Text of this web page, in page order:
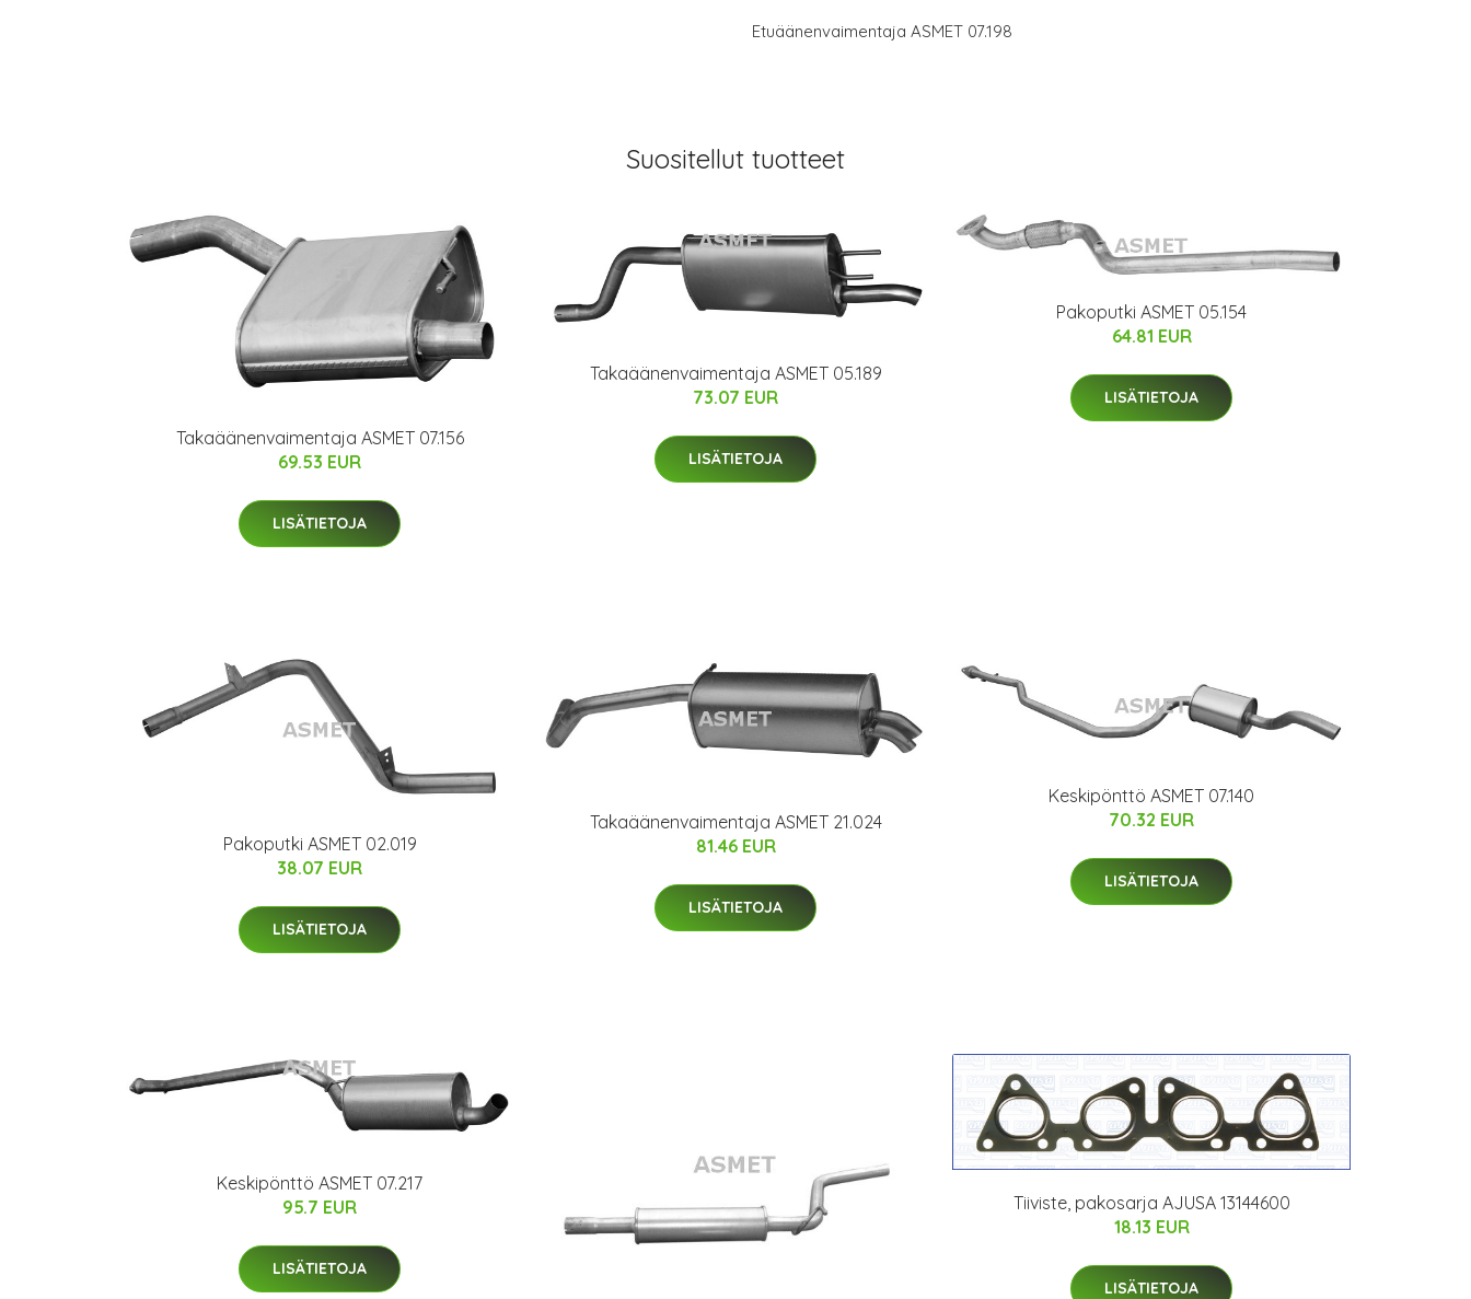
Etuäänenvaimentaja ASMET 07.198
Suositellut tuotteet
Takaäänenvaimentaja ASMET 07.156
69.53 EUR
LISÄTIETOJA
Takaäänenvaimentaja ASMET 05.189
73.07 EUR
LISÄTIETOJA
Pakoputki ASMET 05.154
64.81 EUR
LISÄTIETOJA
Pakoputki ASMET 02.019
38.07 EUR
LISÄTIETOJA
Takaäänenvaimentaja ASMET 21.024
81.46 EUR
LISÄTIETOJA
Keskipönttö ASMET 07.140
70.32 EUR
LISÄTIETOJA
Keskipönttö ASMET 07.217
95.7 EUR
LISÄTIETOJA
Tiiviste, pakosarja AJUSA 13144600
18.13 EUR
LISÄTIETOJA